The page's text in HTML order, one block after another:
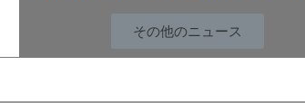
その他のニュース